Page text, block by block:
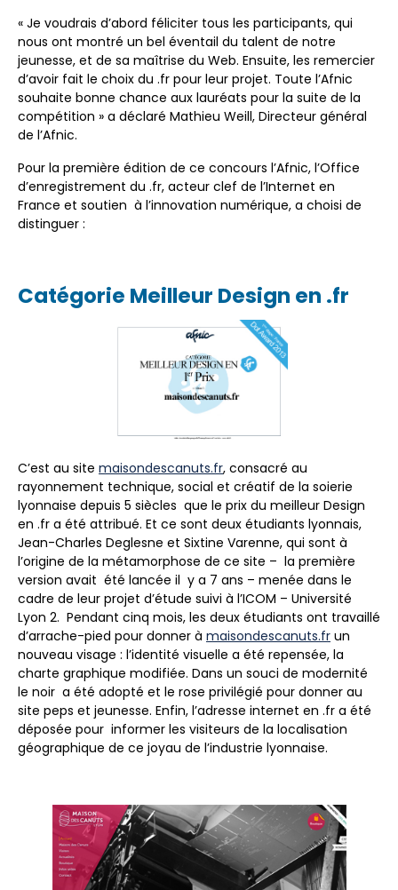
« Je voudrais d’abord féliciter tous les participants, qui
nous ont montré un bel éventail du talent de notre
jeunesse, et de sa maîtrise du Web. Ensuite, les remercier
d’avoir fait le choix du .fr pour leur projet. Toute l’Afnic
souhaite bonne chance aux lauréats pour la suite de la
compétition » a déclaré Mathieu Weill, Directeur général
de l’Afnic.
Pour la première édition de ce concours l’Afnic, l’Office
d’enregistrement du .fr, acteur clef de l’Internet en
France et soutien à l’innovation numérique, a choisi de
distinguer :
Catégorie Meilleur Design en .fr
C’est au site maisondescanuts.fr, consacré au
rayonnement technique, social et créatif de la soierie
lyonnaise depuis 5 siècles que le prix du meilleur Design
en .fr a été attribué. Et ce sont deux étudiants lyonnais,
Jean-Charles Deglesne et Sixtine Varenne, qui sont à
l’origine de la métamorphose de ce site – la première
version avait été lancée il y a 7 ans – menée dans le
cadre de leur projet d’étude suivi à l’ICOM – Université
Lyon 2. Pendant cinq mois, les deux étudiants ont travaillé
d’arrache-pied pour donner à maisondescanuts.fr un
nouveau visage : l’identité visuelle a été repensée, la
charte graphique modifiée. Dans un souci de modernité
le noir a été adopté et le rose privilégié pour donner au
site peps et jeunesse. Enfin, l’adresse internet en .fr a été
déposée pour informer les visiteurs de la localisation
géographique de ce joyau de l’industrie lyonnaise.